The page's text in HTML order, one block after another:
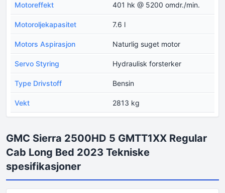
Motoreffekt 401 hk @ 5200 omdr./min.
Motoroljekapasitet 7.6 l
Motors Aspirasjon Naturlig suget motor
Servo Styring Hydraulisk forsterker
Type Drivstoff Bensin
Vekt 2813 kg
GMC Sierra 2500HD 5 GMTT1XX Regular
Cab Long Bed 2023 Tekniske
spesifikasjoner